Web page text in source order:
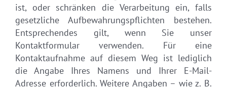
ist, oder schränken die Verarbeitung ein, falls
gesetzliche Aufbewahrungspflichten bestehen.
Entsprechendes gilt, wenn Sie unser
Kontaktformular verwenden. Für eine
Kontaktaufnahme auf diesem Weg ist lediglich
die Angabe Ihres Namens und Ihrer E-Mail-
Adresse erforderlich. Weitere Angaben – wie z. B.